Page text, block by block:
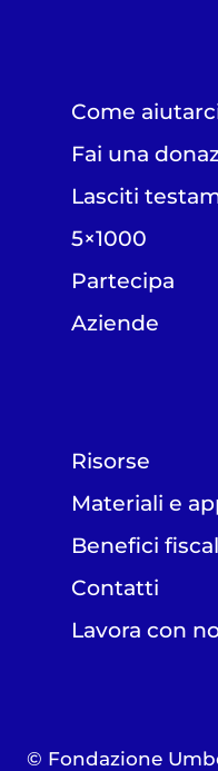
Come
Fai una
Lasciti
5×1000
Partecipa
Aziende
Risorse
Materiali e
Benefici
Contatti
Lavora con
© Fondazione